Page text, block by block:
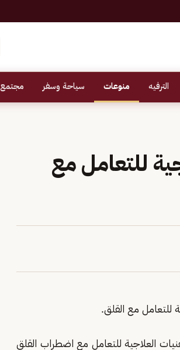
الترفيه منوعات سياحة وسفر مجتمع
علاجية للتعامل مع
للتعامل مع القلق.
العلاجية للتعامل مع اضطراب القلق